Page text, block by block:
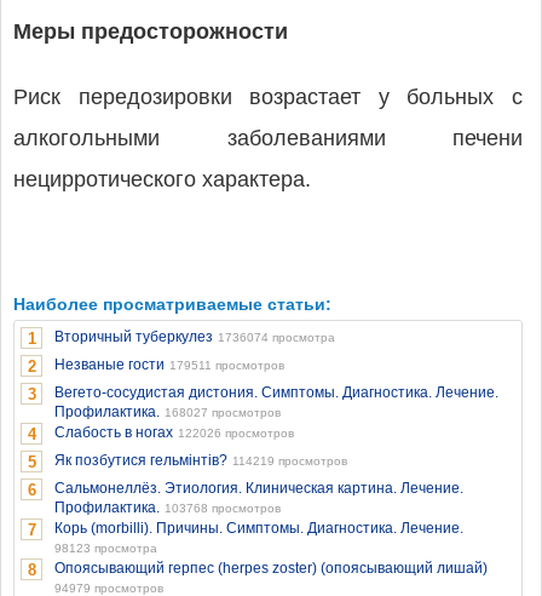
Меры предосторожности
Риск передозировки возрастает у больных с
алкогольными заболеваниями печени
нецирротического характера.
Наиболее просматриваемые статьи:
1 Вторичный туберкулез 1736074 просмотра
2 Незваные гости 179511 просмотров
3
Вегето-сосудистая дистония. Симптомы. Диагностика. Лечение.
Профилактика. 168027 просмотров
4 Слабость в ногах 122026 просмотров
5 Як позбутися гельмінтів? 114219 просмотров
6
Сальмонеллёз. Этиология. Клиническая картина. Лечение.
Профилактика. 103768 просмотров
7 Корь (morbilli). Причины. Симптомы. Диагностика. Лечение.
98123 просмотра
8 Опоясывающий герпес (herpes zoster) (опоясывающий лишай)
94979 просмотров